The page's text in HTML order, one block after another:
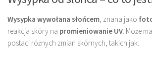
Wysypka wywołana słońcem, znana jako
reakcja skóry na promieniowanie UV. Może
postaci różnych zmian skórnych, takich jak: